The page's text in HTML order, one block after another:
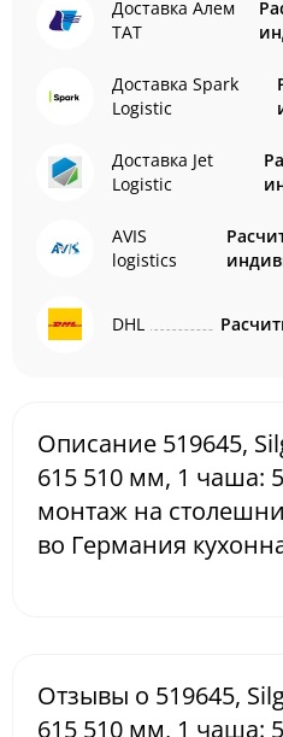
Доставка Алем
ТАТ
Доставка Spark
Logistic
Доставка Jet
Logistic
AVIS
logistics
DHL
Описание 519645,
615 510 мм, 1 чаша:
монтаж на
во Германия
Отзывы о 519645,
615 510 мм, 1 чаша: